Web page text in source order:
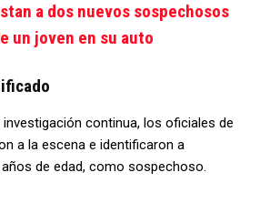
a dos nuevos sospechosos
un joven en su auto
continua, los oficiales de
a la escena e identificaron a
de edad, como sospechoso.